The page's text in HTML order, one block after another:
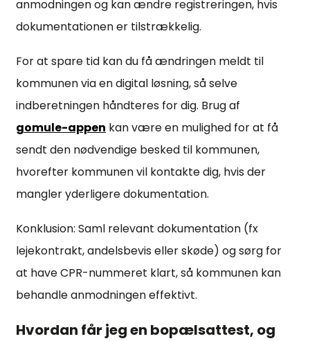
anmodningen og kan ændre registreringen, hvis
dokumentationen er tilstrækkelig.
For at spare tid kan du få ændringen meldt til
kommunen via en digital løsning, så selve
indberetningen håndteres for dig. Brug af
gomule-appen kan være en mulighed for at få
sendt den nødvendige besked til kommunen,
hvorefter kommunen vil kontakte dig, hvis der
mangler yderligere dokumentation.
Konklusion: Saml relevant dokumentation (fx
lejekontrakt, andelsbevis eller skøde) og sørg for
at have CPR-nummeret klart, så kommunen kan
behandle anmodningen effektivt.
Hvordan får jeg en bopælsattest, og